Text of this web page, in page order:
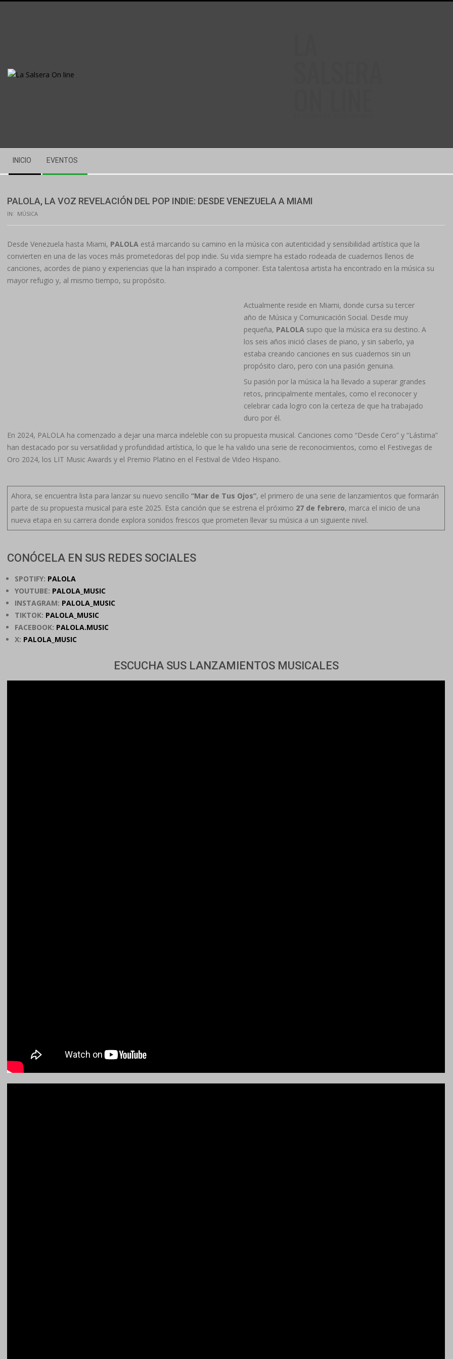
Navigation
Menu
INICIO EVENTOS
PALOLA, LA VOZ REVELACIÓN DEL POP INDIE: DESDE VENEZUELA A MIAMI
IN: MÚSICA
Desde Venezuela hasta Miami, PALOLA está marcando su camino en la música con autenticidad y sensibilidad artística que la
convierten en una de las voces más prometedoras del pop indie. Su vida siempre ha estado rodeada de cuadernos llenos de
canciones, acordes de piano y experiencias que la han inspirado a componer. Esta talentosa artista ha encontrado en la música su
mayor refugio y, al mismo tiempo, su propósito.
Actualmente reside en Miami, donde cursa su tercer
año de Música y Comunicación Social. Desde muy
pequeña, PALOLAsupo que la música era su destino. A
los seis años inició clases de piano, y sin saberlo, ya
estaba creando canciones en sus cuadernos sin un
propósito claro, pero con una pasión genuina.
Su pasión por la música la ha llevado a superar grandes
retos, principalmente mentales, como el reconocer y
celebrar cada logro con la certeza de que ha trabajado
duro por él.
En 2024, PALOLA ha comenzado a dejar una marca indeleble con su propuesta musical. Canciones como “Desde Cero” y “Lástima”
han destacado por su versatilidad y profundidad artística, lo que le ha valido una serie de reconocimientos, como el Festivegas de
Oro 2024, los LIT Music Awards y el Premio Platino en el Festival de Video Hispano.
Ahora, se encuentra lista para lanzar su nuevo sencillo “Mar de Tus Ojos”, el primero de una serie de lanzamientos que formarán
parte de su propuesta musical para este 2025. Esta canción que se estrena el próximo 27 de febrero, marca el inicio de una
nueva etapa en su carrera donde explora sonidos frescos que prometen llevar su música a un siguiente nivel.
CONÓCELA EN SUS REDES SOCIALES
SPOTIFY: PALOLA
YOUTUBE: PALOLA_MUSIC
INSTAGRAM: PALOLA_MUSIC
TIKTOK: PALOLA_MUSIC
FACEBOOK: PALOLA.MUSIC
X: PALOLA_MUSIC
ESCUCHA SUS LANZAMIENTOS MUSICALES